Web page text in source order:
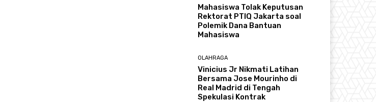
Mahasiswa Tolak Keputusan
Rektorat PTIQ Jakarta soal
Polemik Dana Bantuan
Mahasiswa
OLAHRAGA
Vinicius Jr Nikmati Latihan
Bersama Jose Mourinho di
Real Madrid di Tengah
Spekulasi Kontrak